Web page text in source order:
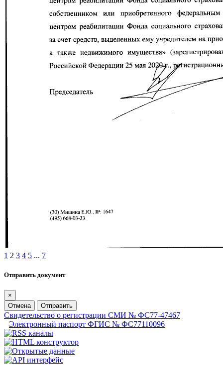
1 2 3 4 5 ... 7
Отправить документ
×
Отмена
Отправить
Свидетельство о регистрации СМИ № ФС77-47467
Электронный паспорт ФГИС № ФС77110096